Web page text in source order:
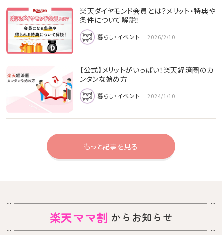
楽天ダイヤモンド会員とは？メリット・特典や
条件について解説！
暮らし・イベント 2026/2/10
【公式】メリットがいっぱい！楽天経済圏のカ
ンタンな始め方
暮らし・イベント 2024/1/10
もっと記事を見る
楽天ママ割 からお知らせ